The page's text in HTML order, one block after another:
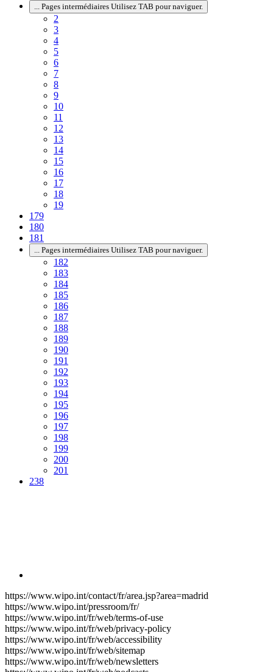
Pages intermédiaires Utilisez TAB pour naviguer.
2
3
4
5
6
7
8
9
10
11
12
13
14
15
16
17
18
19
179
180
181
Pages intermédiaires Utilisez TAB pour naviguer.
182
183
184
185
186
187
188
189
190
191
192
193
194
195
196
197
198
199
200
201
238
https://www.wipo.int/contact/fr/area.jsp?area=madrid
https://www.wipo.int/pressroom/fr/
https://www.wipo.int/fr/web/terms-of-use
https://www.wipo.int/fr/web/privacy-policy
https://www.wipo.int/fr/web/accessibility
https://www.wipo.int/fr/web/sitemap
https://www.wipo.int/fr/web/newsletters